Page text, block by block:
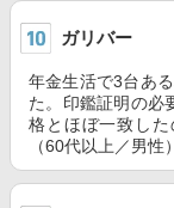
ガリバー
年金生活で3台あ
た。印鑑証明の必
格とほぼ一致した
（60代以上／男性）